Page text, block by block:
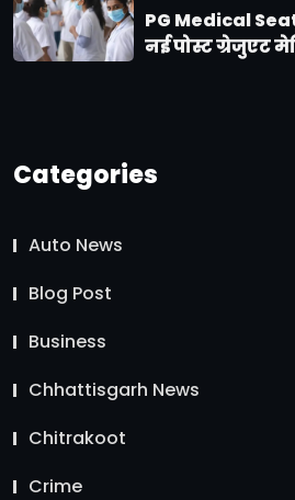
PG Medical
नई पोस्ट ग्रेजुएट
Categories
Auto News
Blog Post
Business
Chhattisgarh News
Chitrakoot
Crime